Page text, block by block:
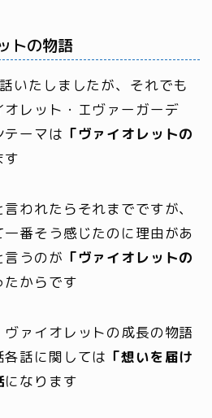
トの物語
いたしましたが、それでも
レット・エヴァーガーデ
テーマは 「ヴァイオレットの
す
われたらそれまでですが、
番そう感じたのに理由があ
言うのが 「ヴァイオレットの
たからです
ァイオレットの成長の物語
話に関しては 「想いを届け
になります